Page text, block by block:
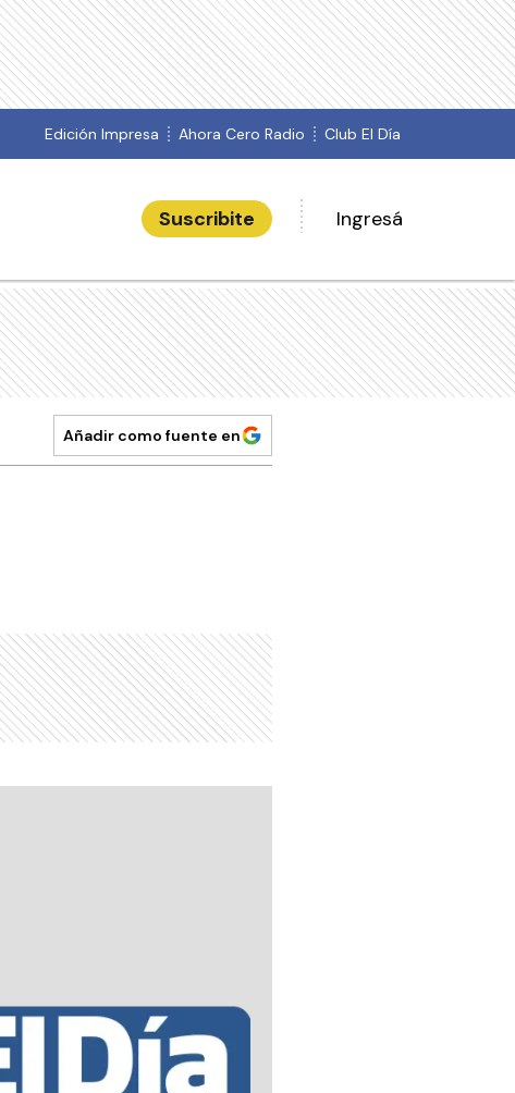
Edición Impresa Ahora Cero Radio Club El Día
Suscribite Ingresá
Añadir como fuente en